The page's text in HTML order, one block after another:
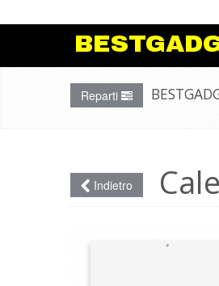
https://
Reparti
Indietro